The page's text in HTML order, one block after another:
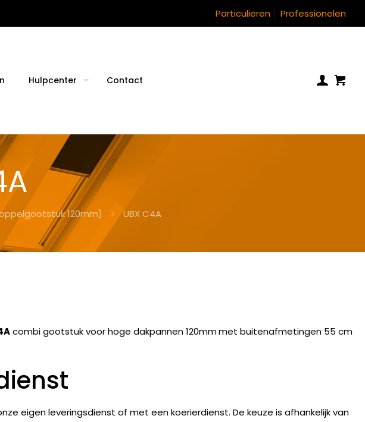
Particulieren Professionelen
Hulpcenter Contact
120mm) UBX C4A
combi gootstuk voor hoge dakpannen 120mmmet buitenafmetingen 55 cm
eigen leveringsdienst of met een koerierdienst. De keuze is afhankelijk van